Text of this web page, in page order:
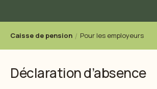
Caisse de pension Pour les employeurs
Déclaration d’absence